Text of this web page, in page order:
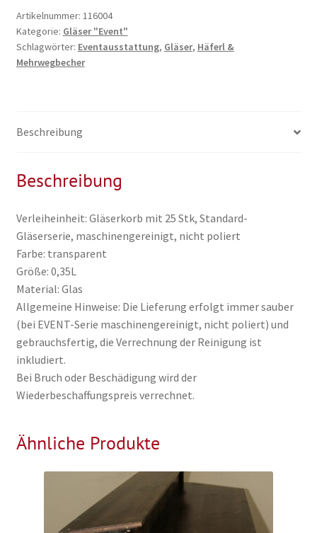
(25
Stk
/
Korb)
Artikelnummer: 116004
Kategorie: Gläser "Event"
Schlagwörter: Eventausstattung, Gläser, Häferl &
Mehrwegbecher
Beschreibung
Beschreibung
Verleiheinheit: Gläserkorb mit 25 Stk, Standard-
Gläserserie, maschinengereinigt, nicht poliert
Farbe: transparent
Größe: 0,35L
Material: Glas
Allgemeine Hinweise: Die Lieferung erfolgt immer sauber
(bei EVENT-Serie maschinengereinigt, nicht poliert) und
gebrauchsfertig, die Verrechnung der Reinigung ist
inkludiert.
Bei Bruch oder Beschädigung wird der
Wiederbeschaffungspreis verrechnet.
Ähnliche Produkte